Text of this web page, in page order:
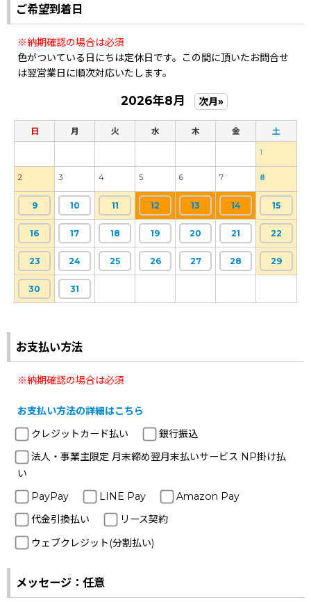
ご希望到着日
※納期確認の場合は必須
色がついている日にちは定休日です。この間に頂いたお問合せ
は翌営業日に順次対応いたします。
2026年8月 次月»
日 月 火 水 木 金 土
1
2 3 4 5 6 7 8
9 10 11 12 13 14 15
16 17 18 19 20 21 22
23 24 25 26 27 28 29
30 31
お支払い方法
※納期確認の場合は必須
お支払い方法の詳細はこちら
クレジットカード払い
銀行振込
法人・事業主限定 月末締め翌月末払いサービス NP掛け払
い
PayPay
LINE Pay
Amazon Pay
代金引換払い
リース契約
ウェブクレジット(分割払い)
メッセージ：任意